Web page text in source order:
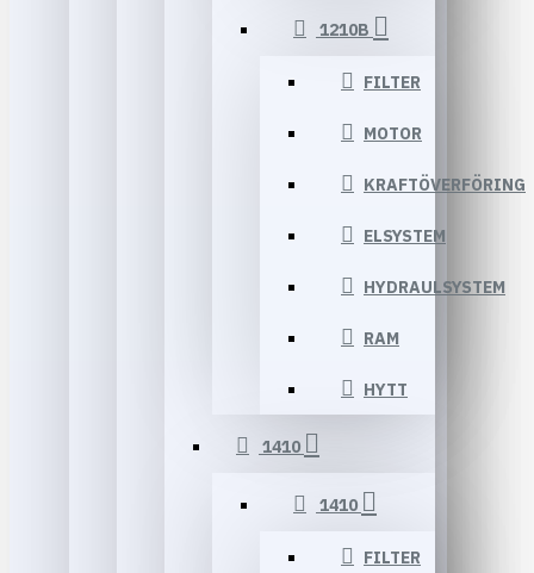
1210B
FILTER
MOTOR
KRAFTÖVERFÖRING
ELSYSTEM
HYDRAULSYSTEM
RAM
HYTT
1410
1410
FILTER